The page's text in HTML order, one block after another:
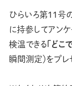
ひらいろ第11号
に持参してアンケ
検温できる
「ど
瞬間測定）をプレ